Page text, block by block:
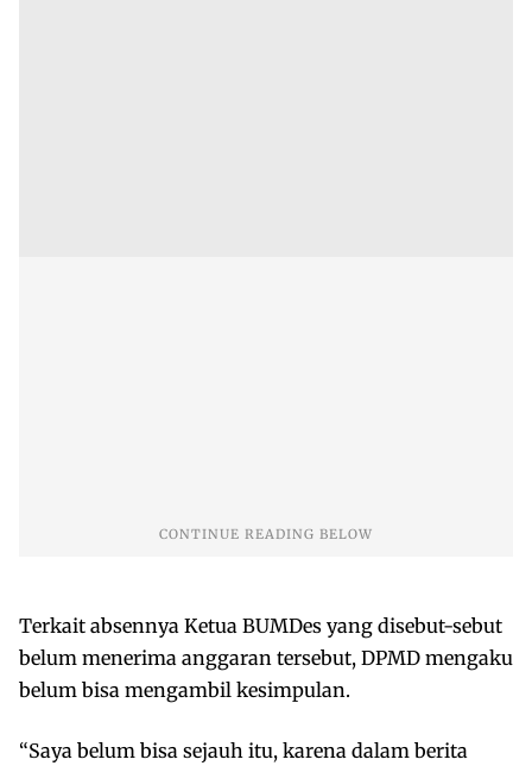
Terkait absennya Ketua BUMDes yang disebut-sebut
belum menerima anggaran tersebut, DPMD mengaku
belum bisa mengambil kesimpulan.
“Saya belum bisa sejauh itu, karena dalam berita